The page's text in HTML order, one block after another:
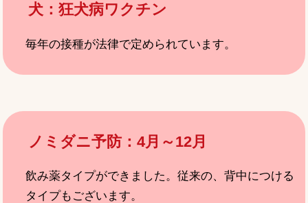
犬：狂犬病ワクチン
毎年の接種が法律で定められています。
ノミダニ予防：4月～12月
飲み薬タイプができました。従来の、背中につける
タイプもございます。